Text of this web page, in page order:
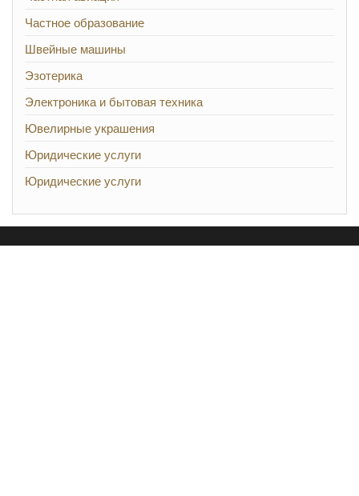
Частное образование
Швейные машины
Эзотерика
Электроника и бытовая техника
Ювелирные украшения
Юридические услуги
Юридические услуги